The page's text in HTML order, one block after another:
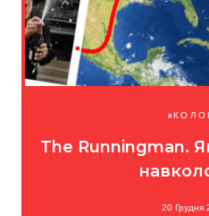
The Runningman.
20 Грудня